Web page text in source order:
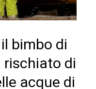
bimbo di
rischiato di
acque di